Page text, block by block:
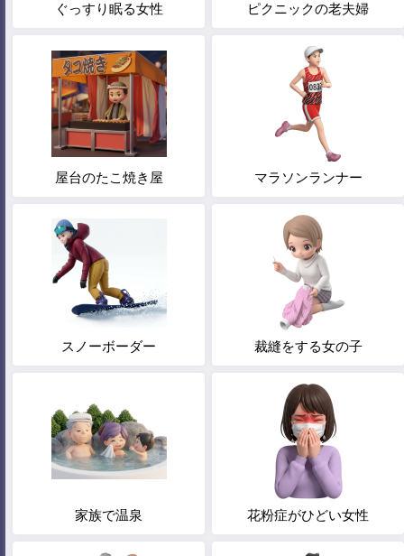
ぐっすり眠る女性 ピクニックの老夫婦
屋台のたこ焼き屋 マラソンランナー
スノーボーダー 裁縫をする女の子
家族で温泉 花粉症がひどい女性